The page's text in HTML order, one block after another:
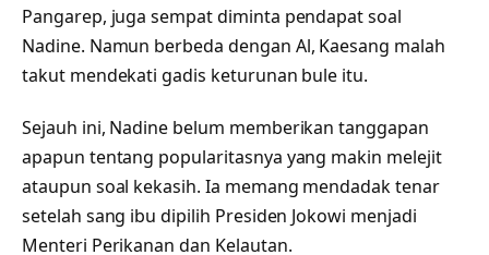
Pangarep, juga sempat diminta pendapat soal
Nadine. Namun berbeda dengan Al, Kaesang malah
takut mendekati gadis keturunan bule itu.
Sejauh ini, Nadine belum memberikan tanggapan
apapun tentang popularitasnya yang makin melejit
ataupun soal kekasih. Ia memang mendadak tenar
setelah sang ibu dipilih Presiden Jokowi menjadi
Menteri Perikanan dan Kelautan.